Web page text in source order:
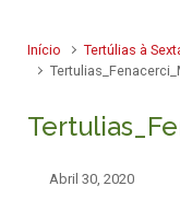
Início
Tertúlias à
Abril 30, 2020